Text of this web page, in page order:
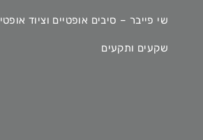
שי פייבר – סיבים אופטיים וציוד אופטי
שקעים ותקעים